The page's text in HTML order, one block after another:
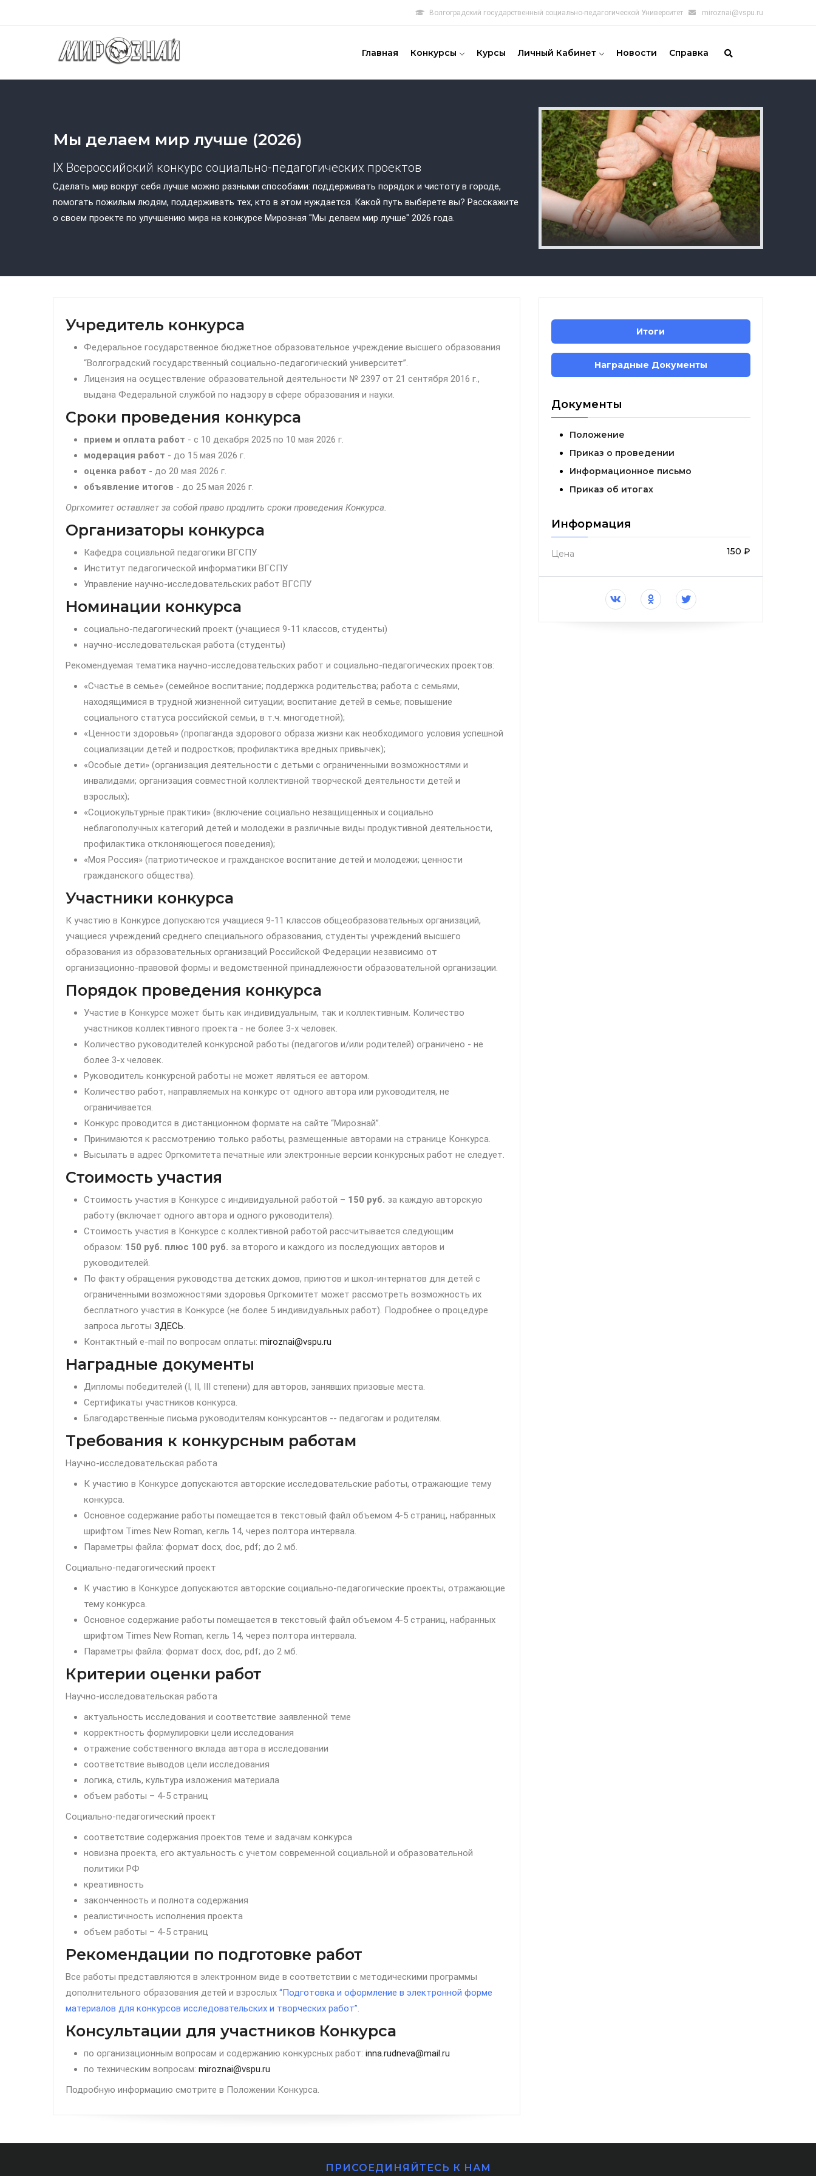
к
Волгоградский государственный социально-педагогической Университет miroznai@vspu.ru
Главная Конкурсы Курсы Личный Кабинет Новости Справка
Мы делаем мир лучше (2026)
IX Всероссийский конкурс социально-педагогических проектов
Сделать мир вокруг себя лучше можно разными способами: поддерживать порядок и чистоту в городе,
помогать пожилым людям, поддерживать тех, кто в этом нуждается. Какой путь выберете вы? Расскажите
о своем проекте по улучшению мира на конкурсе Мирозная "Мы делаем мир лучше" 2026 года.
Итоги
Наградные Документы
Документы
Положение
Приказ о проведении
Информационное письмо
Приказ об итогах
Информация
Цена 150 ₽
Учредитель конкурса
Федеральное государственное бюджетное образовательное учреждение высшего образования
“Волгоградский государственный социально-педагогический университет”.
Лицензия на осуществление образовательной деятельности № 2397 от 21 сентября 2016 г.,
выдана Федеральной службой по надзору в сфере образования и науки.
Сроки проведения конкурса
прием и оплата работ - c 10 декабря 2025 по 10 мая 2026 г.
модерация работ - до 15 мая 2026 г.
оценка работ - до 20 мая 2026 г.
объявление итогов - до 25 мая 2026 г.
Оргкомитет оставляет за собой право продлить сроки проведения Конкурса.
Организаторы конкурса
Кафедра социальной педагогики ВГСПУ
Институт педагогической информатики ВГСПУ
Управление научно-исследовательских работ ВГСПУ
Номинации конкурса
социально-педагогический проект (учащиеся 9-11 классов, студенты)
научно-исследовательская работа (студенты)
Рекомендуемая тематика научно-исследовательских работ и социально-педагогических проектов:
«Счастье в семье» (семейное воспитание; поддержка родительства; работа с семьями,
находящимися в трудной жизненной ситуации; воспитание детей в семье; повышение
социального статуса российской семьи, в т.ч. многодетной);
«Ценности здоровья» (пропаганда здорового образа жизни как необходимого условия успешной
социализации детей и подростков; профилактика вредных привычек);
«Особые дети» (организация деятельности с детьми с ограниченными возможностями и
инвалидами; организация совместной коллективной творческой деятельности детей и
взрослых);
«Социокультурные практики» (включение социально незащищенных и социально
неблагополучных категорий детей и молодежи в различные виды продуктивной деятельности,
профилактика отклоняющегося поведения);
«Моя Россия» (патриотическое и гражданское воспитание детей и молодежи; ценности
гражданского общества).
Участники конкурса
К участию в Конкурсе допускаются учащиеся 9-11 классов общеобразовательных организаций,
учащиеся учреждений среднего специального образования, студенты учреждений высшего
образования из образовательных организаций Российской Федерации независимо от
организационно-правовой формы и ведомственной принадлежности образовательной организации.
Порядок проведения конкурса
Участие в Конкурсе может быть как индивидуальным, так и коллективным. Количество
участников коллективного проекта - не более 3-х человек.
Количество руководителей конкурсной работы (педагогов и/или родителей) ограничено - не
более 3-х человек.
Руководитель конкурсной работы не может являться ее автором.
Количество работ, направляемых на конкурс от одного автора или руководителя, не
ограничивается.
Конкурс проводится в дистанционном формате на сайте “Мирознай”.
Принимаются к рассмотрению только работы, размещенные авторами на странице Конкурса.
Высылать в адрес Оргкомитета печатные или электронные версии конкурсных работ не следует.
Стоимость участия
Стоимость участия в Конкурсе с индивидуальной работой – 150 руб. за каждую авторскую
работу (включает одного автора и одного руководителя).
Стоимость участия в Конкурсе с коллективной работой рассчитывается следующим
образом: 150 руб. плюс 100 руб. за второго и каждого из последующих авторов и
руководителей.
По факту обращения руководства детских домов, приютов и школ-интернатов для детей с
ограниченными возможностями здоровья Оргкомитет может рассмотреть возможность их
бесплатного участия в Конкурсе (не более 5 индивидуальных работ). Подробнее о процедуре
запроса льготы ЗДЕСЬ.
Контактный e-mail по вопросам оплаты: miroznai@vspu.ru
Наградные документы
Дипломы победителей (I, II, III степени) для авторов, занявших призовые места.
Сертификаты участников конкурса.
Благодарственные письма руководителям конкурсантов -- педагогам и родителям.
Требования к конкурсным работам
Научно-исследовательская работа
К участию в Конкурсе допускаются авторские исследовательские работы, отражающие тему
конкурса.
Основное содержание работы помещается в текстовый файл объемом 4-5 страниц, набранных
шрифтом Times New Roman, кегль 14, через полтора интервала.
Параметры файла: формат docx, doc, pdf; до 2 мб.
Социально-педагогический проект
К участию в Конкурсе допускаются авторские социально-педагогические проекты, отражающие
тему конкурса.
Основное содержание работы помещается в текстовый файл объемом 4-5 страниц, набранных
шрифтом Times New Roman, кегль 14, через полтора интервала.
Параметры файла: формат docx, doc, pdf; до 2 мб.
Критерии оценки работ
Научно-исследовательская работа
актуальность исследования и соответствие заявленной теме
корректность формулировки цели исследования
отражение собственного вклада автора в исследовании
соответствие выводов цели исследования
логика, стиль, культура изложения материала
объем работы – 4-5 страниц
Социально-педагогический проект
соответствие содержания проектов теме и задачам конкурса
новизна проекта, его актуальность с учетом современной социальной и образовательной
политики РФ
креативность
законченность и полнота содержания
реалистичность исполнения проекта
объем работы – 4-5 страниц
Рекомендации по подготовке работ
Все работы представляются в электронном виде в соответствии с методическими программы
дополнительного образования детей и взрослых “Подготовка и оформление в электронной форме
материалов для конкурсов исследовательских и творческих работ”.
Консультации для участников Конкурса
по организационным вопросам и содержанию конкурсных работ: inna.rudneva@mail.ru
по техническим вопросам: miroznai@vspu.ru
Подробную информацию смотрите в Положении Конкурса.
ПРИСОЕДИНЯЙТЕСЬ К НАМ